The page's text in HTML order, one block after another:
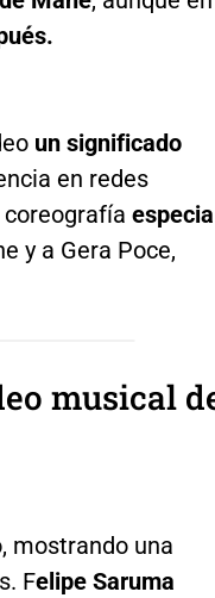
un significado
en redes
y a Gera Poce,
musical
mostrando una
Felipe Saruma